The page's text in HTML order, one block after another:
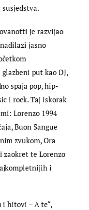
je razvijao
jasno
put kao DJ,
spaja pop, hip-
i rock. Taj iskorak
Lorenzo 1994
Buon Sangue
zvukom, Ora
zaokret te Lorenzo
i
hitovi – A te“,